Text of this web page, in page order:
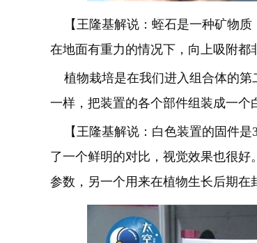
【王隆基解说：蛭石是一种矿物质
在地面有重力的情况下，向上吸附都
植物栽培是在我们进入组合体的第
一样，把装置的各个部件组装成一个
【王隆基解说：白色装置的固件是
了一个鲜明的对比，视觉效果也很
参数，另一个用来在植物生长后期在